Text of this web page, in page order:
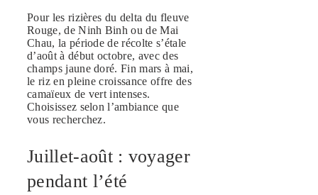
Pour les rizières du delta du fleuve
Rouge, de Ninh Binh ou de Mai
Chau, la période de récolte s’étale
d’août à début octobre, avec des
champs jaune doré. Fin mars à mai,
le riz en pleine croissance offre des
camaïeux de vert intenses.
Choisissez selon l’ambiance que
vous recherchez.
Juillet-août : voyager
pendant l’été